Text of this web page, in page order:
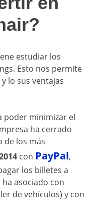
estudiar los
Esto nos permite
lo sus ventajas
poder minimizar el
ha cerrado
de los más
con PayPal,
los billetes a
asociado con
de vehículos) y con